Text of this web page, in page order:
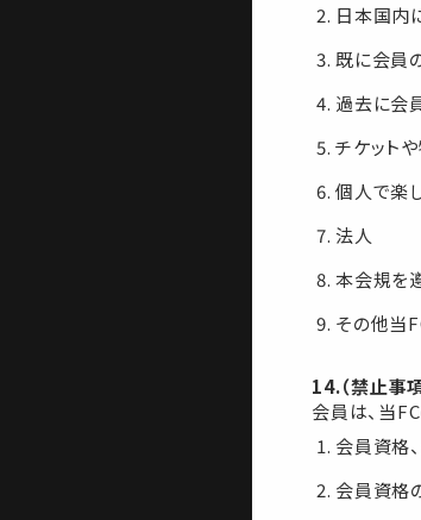
日本国内
既に会員
過去に会
チケット
個人で楽
法人
本会規を
その他当
14.（禁止事項
会員は、当
会員資格
会員資格